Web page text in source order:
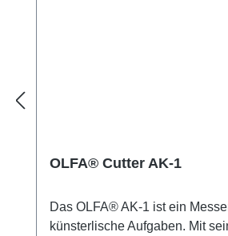
OLFA® Cutter AK-1
Das OLFA® AK-1 ist ein
künsterlische Aufgaben. Mit